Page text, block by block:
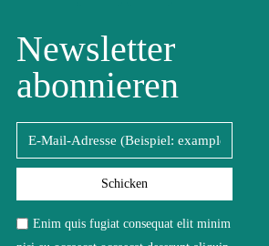
Newsletter
abonnieren
Schicken
Enim quis fugiat consequat elit minim